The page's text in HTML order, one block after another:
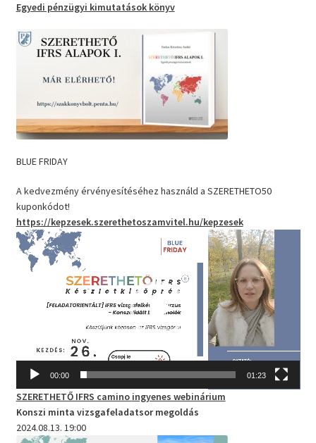
Egyedi pénzügyi kimutatások könyv
BLUE FRIDAY
A kedvezmény érvényesítéséhez használd a SZERETHETO50
kuponkódot!
https://kepzesek.szerethetoszamvitel.hu/kepzesek
Videólejátszó
00:00 01:23
SZERETHETŐ IFRS camino ingyenes webinárium
Konszi minta vizsgafeladatsor megoldás
2024.08.13. 19:00